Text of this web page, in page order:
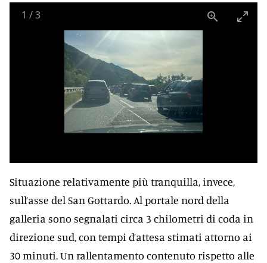
1 /3
Situazione relativamente più tranquilla, invece,
sull’asse del San Gottardo. Al portale nord della
galleria sono segnalati circa 3 chilometri di coda in
direzione sud, con tempi d’attesa stimati attorno ai
30 minuti. Un rallentamento contenuto rispetto alle